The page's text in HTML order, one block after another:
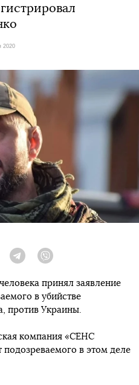
2020
Twitter Telegram
принял заявление
в убийстве
против Украины.
компания «СЕНС
в этом деле